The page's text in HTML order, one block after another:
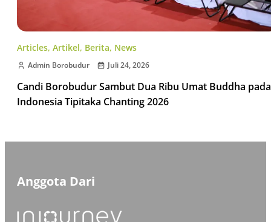
Articles, Artikel, Berita, News
Admin Borobudur Juli 24, 2026
Candi Borobudur Sambut Dua Ribu Umat Buddha pada
Indonesia Tipitaka Chanting 2026
Anggota Dari